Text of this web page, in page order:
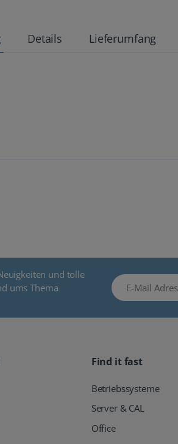
Details Lieferumfang
und tolle
ums Thema
E-Mail Adresse
Find it fast
Betriebssysteme
Server & CAL
Office